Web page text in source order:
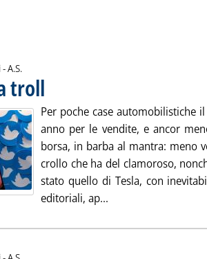
-di:
A.S.
troll
Per poche case automobilistiche
anno per le vendite, e ancor
borsa, in barba al mantra: meno
crollo che ha del clamoroso,
stato quello di Tesla, con
editoriali, ap...
di: